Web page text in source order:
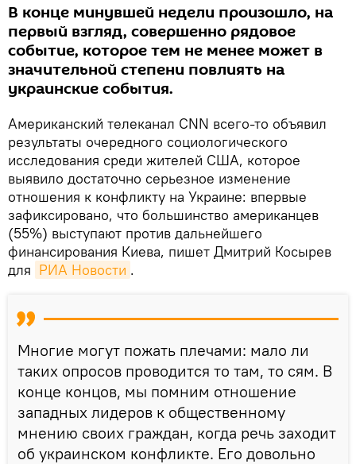
В конце минувшей недели произошло, на
первый взгляд, совершенно рядовое
событие, которое тем не менее может в
значительной степени повлиять на
украинские события.
Американский телеканал CNN всего-то объявил
результаты очередного социологического
исследования среди жителей США, которое
выявило достаточно серьезное изменение
отношения к конфликту на Украине: впервые
зафиксировано, что большинство американцев
(55%) выступают против дальнейшего
финансирования Киева, пишет Дмитрий Косырев
для РИА Новости .
Многие могут пожать плечами: мало ли
таких опросов проводится то там, то сям. В
конце концов, мы помним отношение
западных лидеров к общественному
мнению своих граждан, когда речь заходит
об украинском конфликте. Его довольно